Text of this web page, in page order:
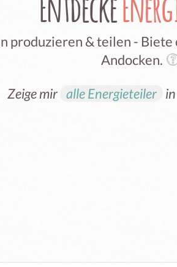
produzieren & teilen -
Andocken.
Zeige mir alle Energieteiler in